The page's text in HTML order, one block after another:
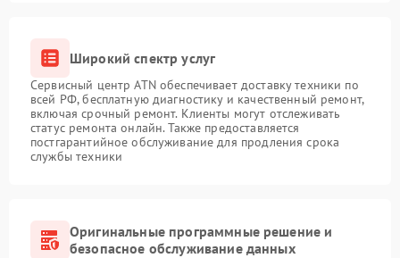
Широкий спектр услуг
Сервисный центр ATN обеспечивает доставку техники по
всей РФ, бесплатную диагностику и качественный ремонт,
включая срочный ремонт. Клиенты могут отслеживать
статус ремонта онлайн. Также предоставляется
постгарантийное обслуживание для продления срока
службы техники
Оригинальные программные решение и
безопасное обслуживание данных